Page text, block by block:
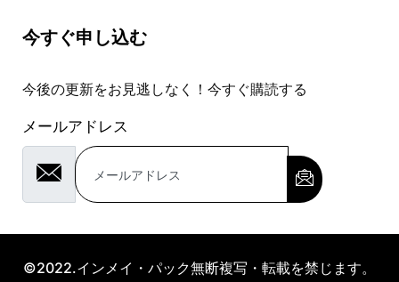
今すぐ申し込む
今後の更新をお見逃しなく！今すぐ購読する
メールアドレス
©2022.インメイ・パック無断複写・転載を禁じます。